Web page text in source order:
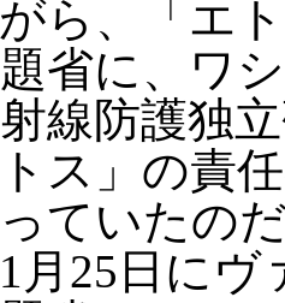
ら、「エ
省に、ワ
線防護独
ス」の責
ていたの
25日にヴ